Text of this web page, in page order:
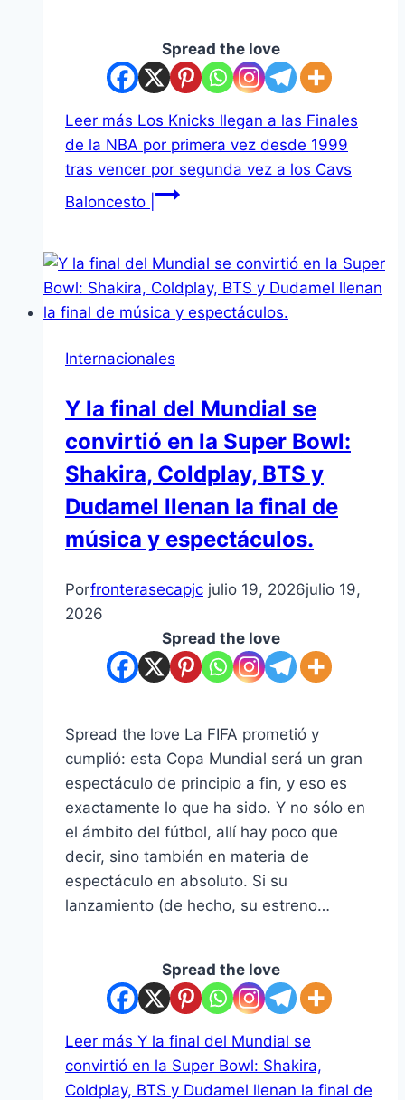
Spread the love
Leer más Los Knicks llegan a las Finales
de la NBA por primera vez desde 1999
tras vencer por segunda vez a los Cavs
Baloncesto |
Internacionales
Y la final del Mundial se
convirtió en la Super Bowl:
Shakira, Coldplay, BTS y
Dudamel llenan la final de
música y espectáculos.
Porfronterasecapjc julio 19, 2026julio 19,
2026
Spread the love
Spread the love La FIFA prometió y
cumplió: esta Copa Mundial será un gran
espectáculo de principio a fin, y eso es
exactamente lo que ha sido. Y no sólo en
el ámbito del fútbol, ​​allí hay poco que
decir, sino también en materia de
espectáculo en absoluto. Si su
lanzamiento (de hecho, su estreno…
Spread the love
Leer más Y la final del Mundial se
convirtió en la Super Bowl: Shakira,
Coldplay, BTS y Dudamel llenan la final de